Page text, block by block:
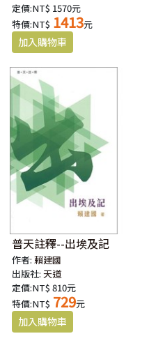
定價:NT$ 1570元
特價:NT$ 1413元
普天註釋--出埃及記
作者:賴建國
出版社:天道
定價:NT$ 810元
特價:NT$ 729元